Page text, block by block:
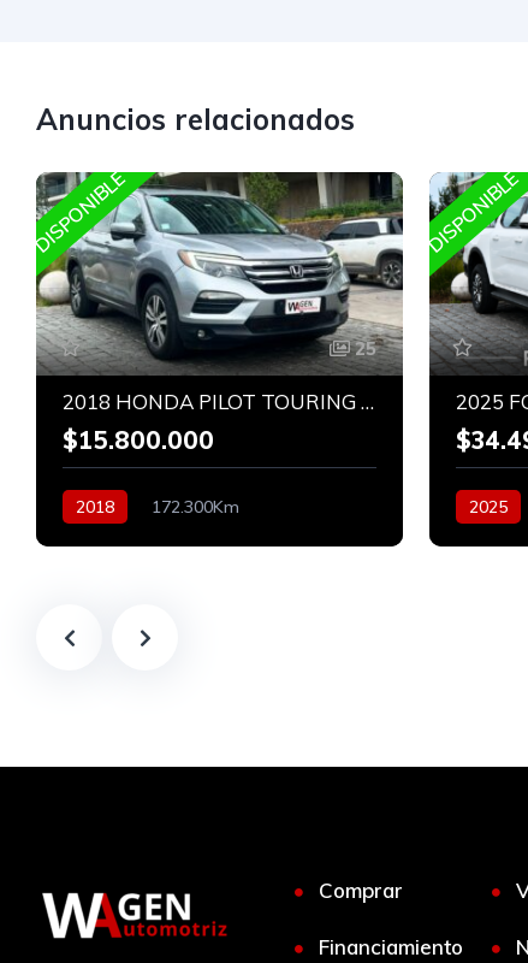
Anuncios relacionados
DISPONIBLE
25
2018 HONDA PILOT TOURING AWD 3.5
$15.800.000
2018
172.300Km
DISPONIBLE
2025
Comprar
Financiamiento